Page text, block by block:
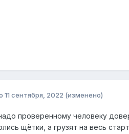
11 сентября, 2022 (изменено)
проверенному человеку
щётки, а грузят на весь